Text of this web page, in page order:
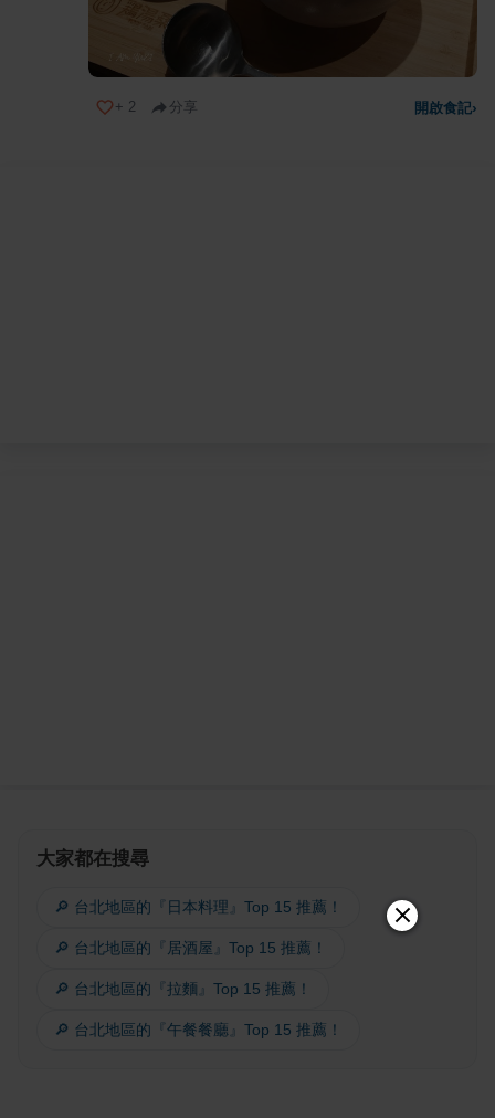
+ 2 分享 開啟食記›
大家都在搜尋
🔎 台北地區的『日本料理』Top 15 推薦！
🔎 台北地區的『居酒屋』Top 15 推薦！
🔎 台北地區的『拉麵』Top 15 推薦！
🔎 台北地區的『午餐餐廳』Top 15 推薦！